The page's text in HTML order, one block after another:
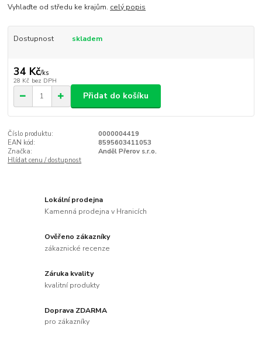
Vyhlaďte od středu ke krajům. celý popis
Dostupnost skladem
34 Kč/ks
28 Kč bez DPH
Přidat do košíku
Číslo produktu:
0000004419
EAN kód:
8595603411053
Značka:
Anděl Přerov s.r.o.
Hlídat cenu / dostupnost
Lokální prodejna
Kamenná prodejna v Hranicích
Ověřeno zákazníky
zákaznické recenze
Záruka kvality
kvalitní produkty
Doprava ZDARMA
pro zákazníky